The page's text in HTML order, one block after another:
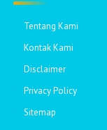
Tentang Kami
Kontak Kami
Disclaimer
Privacy Policy
Sitemap